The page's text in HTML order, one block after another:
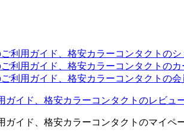
利用ガイド、格安カラーコンタクトのシ
利用ガイド、格安カラーコンタクトのカ
利用ガイド、格安カラーコンタクトの会
イド、格安カラーコンタクトのレビュ
イド、格安カラーコンタクトのマイペ